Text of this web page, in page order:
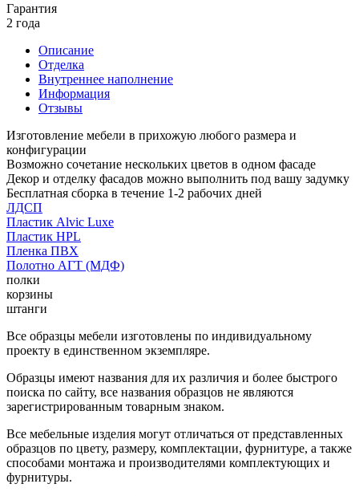
Гарантия
2 года
Описание
Отделка
Внутреннее наполнение
Информация
Отзывы
Изготовление мебели в прихожую любого размера и
конфигурации
Возможно сочетание нескольких цветов в одном фасаде
Декор и отделку фасадов можно выполнить под вашу задумку
Бесплатная сборка в течение 1-2 рабочих дней
ЛДСП
Пластик Alvic Luxe
Пластик HPL
Пленка ПВХ
Полотно АГТ (МДФ)
полки
корзины
штанги
Все образцы мебели изготовлены по индивидуальному
проекту в единственном экземпляре.
Образцы имеют названия для их различия и более быстрого
поиска по сайту, все названия образцов не являются
зарегистрированным товарным знаком.
Все мебельные изделия могут отличаться от представленных
образцов по цвету, размеру, комплектации, фурнитуре, а также
способами монтажа и производителями комплектующих и
фурнитуры.